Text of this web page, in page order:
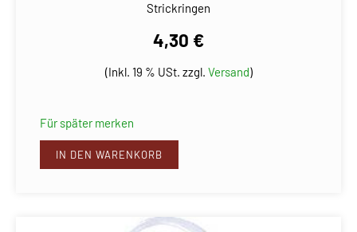
Strickringen
4,30 €
(Inkl. 19 % USt. zzgl. Versand)
Für später merken
IN DEN WARENKORB